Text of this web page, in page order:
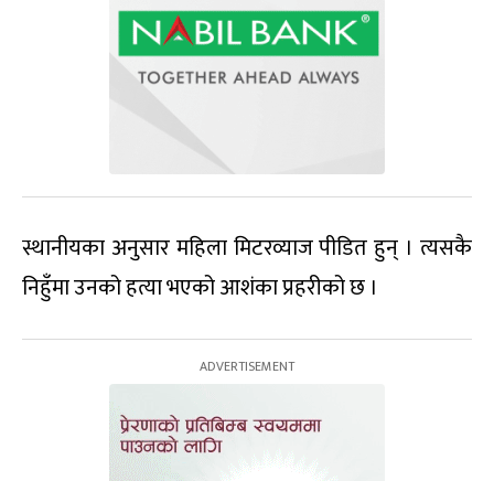
स्थानीयका अनुसार महिला मिटरव्याज पीडित हुन् । त्यसकै
निहुँमा उनको हत्या भएको आशंका प्रहरीको छ ।